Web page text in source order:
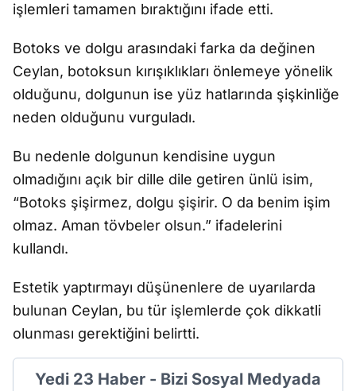
işlemleri tamamen bıraktığını ifade etti.
Botoks ve dolgu arasındaki farka da değinen
Ceylan, botoksun kırışıklıkları önlemeye yönelik
olduğunu, dolgunun ise yüz hatlarında şişkinliğe
neden olduğunu vurguladı.
Bu nedenle dolgunun kendisine uygun
olmadığını açık bir dille dile getiren ünlü isim,
“Botoks şişirmez, dolgu şişirir. O da benim işim
olmaz. Aman tövbeler olsun.” ifadelerini
kullandı.
Estetik yaptırmayı düşünenlere de uyarılarda
bulunan Ceylan, bu tür işlemlerde çok dikkatli
olunması gerektiğini belirtti.
Yedi 23 Haber - Bizi Sosyal Medyada